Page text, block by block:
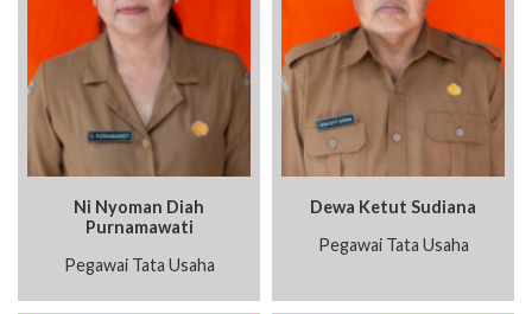
Ni Nyoman Diah
Purnamawati
Pegawai Tata Usaha
Dewa Ketut Sudiana
Pegawai Tata Usaha